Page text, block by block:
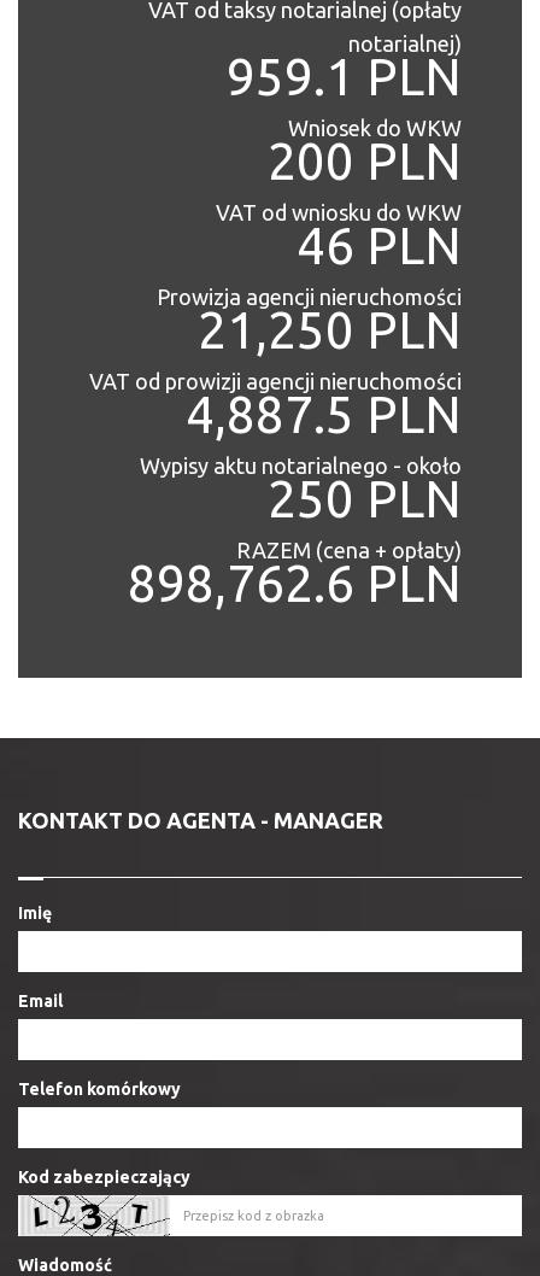
VAT od taksy notarialnej (opłaty
notarialnej)
959.1 PLN
Wniosek do WKW
200 PLN
VAT od wniosku do WKW
46 PLN
Prowizja agencji nieruchomości
21,250 PLN
VAT od prowizji agencji nieruchomości
4,887.5 PLN
Wypisy aktu notarialnego - około
250 PLN
RAZEM (cena + opłaty)
898,762.6 PLN
KONTAKT DO AGENTA - MANAGER
Imię
Email
Telefon komórkowy
Kod zabezpieczający
Wiadomość